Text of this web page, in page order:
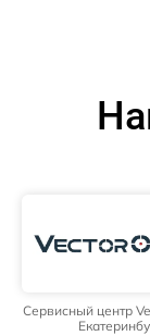
Сервисный центр